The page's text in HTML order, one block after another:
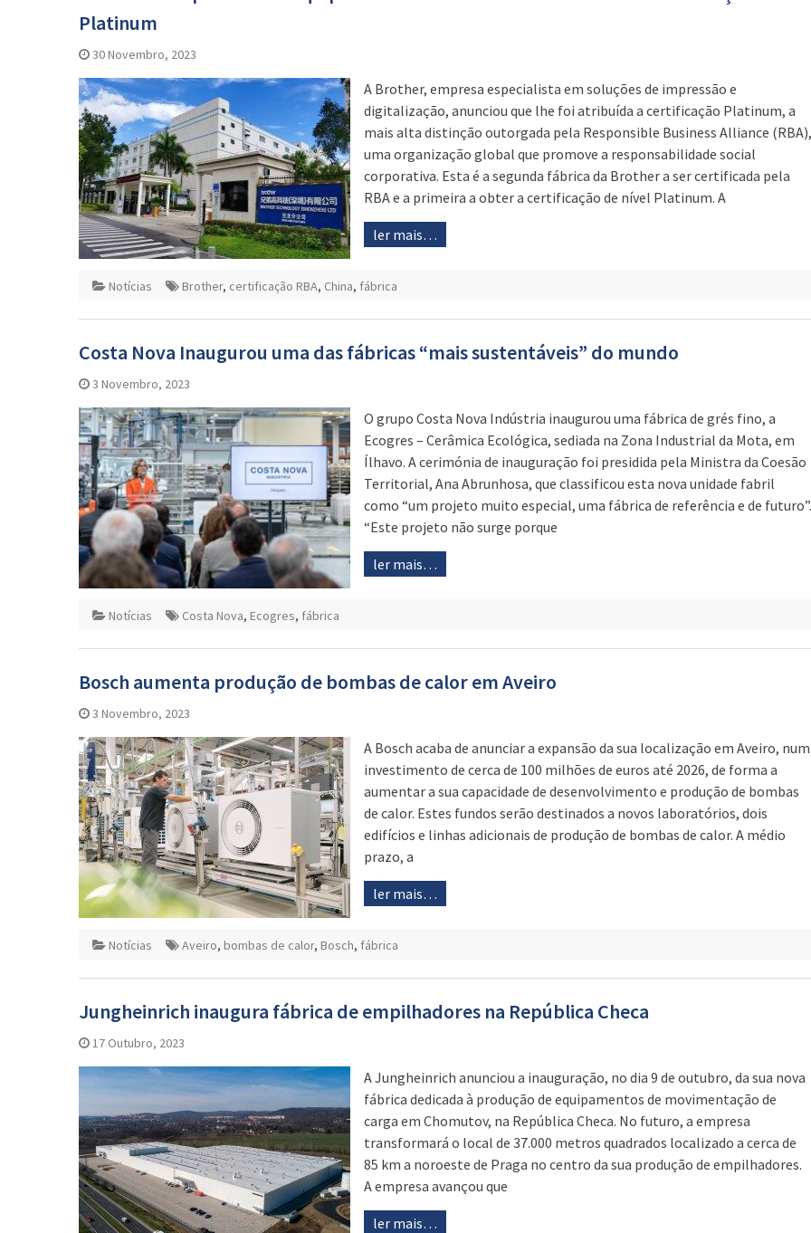
Platinum
30 Novembro, 2023
A Brother, empresa especialista em soluções de impressão e
digitalização, anunciou que lhe foi atribuída a certificação Platinum, a
mais alta distinção outorgada pela Responsible Business Alliance (RBA),
uma organização global que promove a responsabilidade social
corporativa. Esta é a segunda fábrica da Brother a ser certificada pela
RBA e a primeira a obter a certificação de nível Platinum. A
ler mais…
Notícias Brother, certificação RBA, China, fábrica
Costa Nova Inaugurou uma das fábricas “mais sustentáveis” do mundo
3 Novembro, 2023
O grupo Costa Nova Indústria inaugurou uma fábrica de grés fino, a
Ecogres – Cerâmica Ecológica, sediada na Zona Industrial da Mota, em
Ílhavo. A cerimónia de inauguração foi presidida pela Ministra da Coesão
Territorial, Ana Abrunhosa, que classificou esta nova unidade fabril
como “um projeto muito especial, uma fábrica de referência e de futuro”.
“Este projeto não surge porque
ler mais…
Notícias Costa Nova, Ecogres, fábrica
Bosch aumenta produção de bombas de calor em Aveiro
3 Novembro, 2023
A Bosch acaba de anunciar a expansão da sua localização em Aveiro, num
investimento de cerca de 100 milhões de euros até 2026, de forma a
aumentar a sua capacidade de desenvolvimento e produção de bombas
de calor. Estes fundos serão destinados a novos laboratórios, dois
edifícios e linhas adicionais de produção de bombas de calor. A médio
prazo, a
ler mais…
Notícias Aveiro, bombas de calor, Bosch, fábrica
Jungheinrich inaugura fábrica de empilhadores na República Checa
17 Outubro, 2023
A Jungheinrich anunciou a inauguração, no dia 9 de outubro, da sua nova
fábrica dedicada à produção de equipamentos de movimentação de
carga em Chomutov, na República Checa. No futuro, a empresa
transformará o local de 37.000 metros quadrados localizado a cerca de
85 km a noroeste de Praga no centro da sua produção de empilhadores.
A empresa avançou que
ler mais…